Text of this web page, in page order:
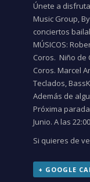
Únete a
Music Group,
conciertos
MÚSICOS:
Coros. Niño de
Coros. Marcel
Teclados,
Además de
Próxima
Junio. A las 22:00
Si quieres de
+ GOOGLE